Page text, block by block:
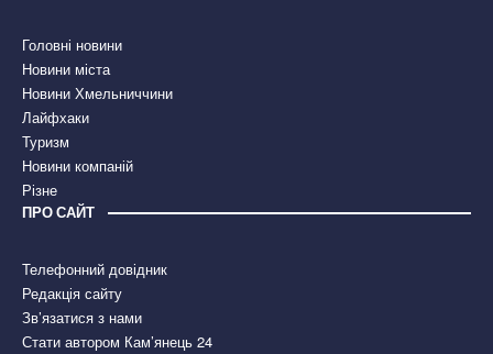
Головні новини
Новини міста
Новини Хмельниччини
Лайфхаки
Туризм
Новини компаній
Різне
ПРО САЙТ
Телефонний довідник
Редакція сайту
Зв’язатися з нами
Стати автором Кам’янець 24